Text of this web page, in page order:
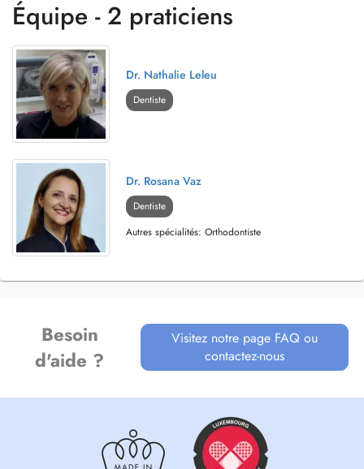
Équipe - 2 praticiens
Dr. Nathalie Leleu
Dentiste
Dr. Rosana Vaz
Dentiste
Autres spécialités: Orthodontiste
Besoin
d'aide ?
Visitez notre page FAQ ou
contactez-nous